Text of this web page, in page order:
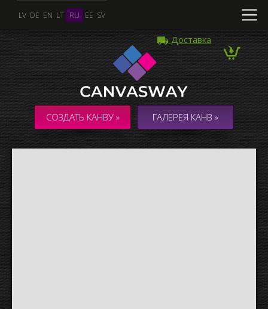
LV DE EN LT RU EE SV
Доставка
СОЗДАТЬ КАНВУ » ГАЛЕРЕЯ КАНВ »
Несколько Фото
КОЛЛАЖ / КОМПОЗИЦИЯ из нескольких Фото